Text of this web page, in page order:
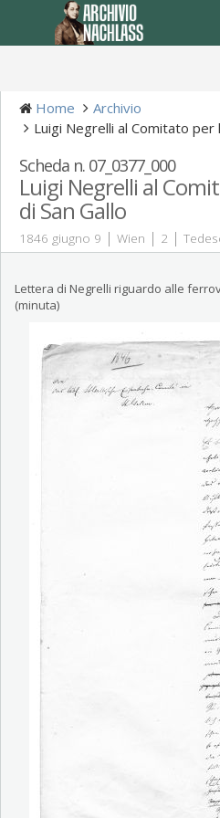
Home
Archivio
Luigi Negrelli al Comitato
Scheda n. 07_0377_000
Luigi Negrelli al
di San Gallo
1846 giugno 9 | Wien | 2 |
Lettera di Negrelli riguardo alle
(minuta)